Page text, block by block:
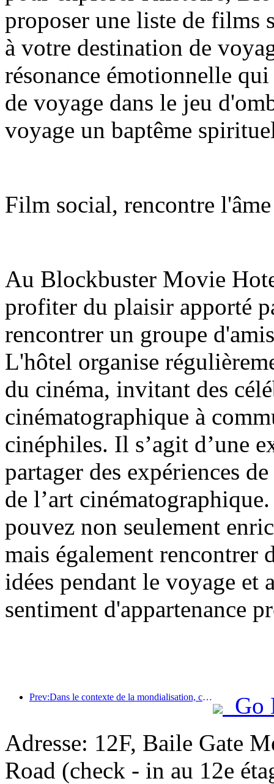
proposer une liste de films
à votre destination de
résonance émotionnelle
de voyage dans le jeu
voyage un baptême
Film social, rencontre
Au Blockbuster Movie
profiter du plaisir apporté
rencontrer un groupe
L'hôtel organise
du cinéma, invitant des
cinématographique à
cinéphiles. Il s’agit d’une
partager des expériences
de l’art
pouvez non seulement
mais également rencontrer
idées pendant le voyage et
sentiment d'appartenance
Prev:Dans le contexte de la mondialisation, comment l’hôtellerie peut-elle trouver des relais de croissance émergents ?
Go
Adresse: 12F, Baile Gate
Road (check - in au 12e